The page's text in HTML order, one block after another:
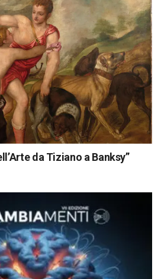
da Tiziano a Banksy”